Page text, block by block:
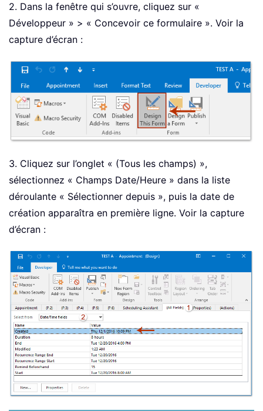
2. Dans la fenêtre qui s’ouvre, cliquez sur «
Développeur » > « Concevoir ce formulaire ». Voir la
capture d’écran :
3. Cliquez sur l’onglet « (Tous les champs) »,
sélectionnez « Champs Date/Heure » dans la liste
déroulante « Sélectionner depuis », puis la date de
création apparaîtra en première ligne. Voir la capture
d’écran :